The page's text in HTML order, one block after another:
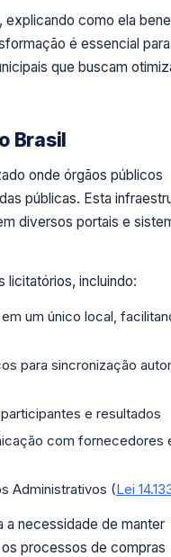
explicando como ela
é essencial para
que buscam
Brasil
onde órgãos públicos
públicas. Esta
diversos portais e
licitatórios, incluindo:
um único local,
para sincronização
e resultados
com fornecedores
Administrativos (Lei
a necessidade de manter
processos de compras